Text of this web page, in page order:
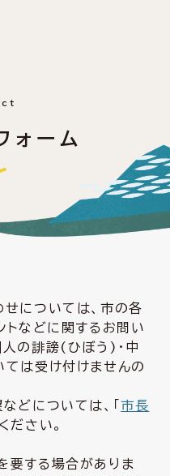
ォーム
については、市の各
トなどに関するお問い
の誹謗(ひぼう)・中
ては受け付けませんの
どについては、「市長
ださい。
要する場合がありま